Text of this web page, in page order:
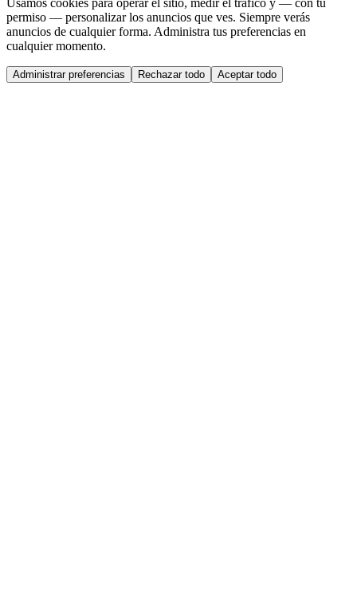
Usamos cookies para operar el sitio, medir el tráfico y — con tu
permiso — personalizar los anuncios que ves. Siempre verás
anuncios de cualquier forma. Administra tus preferencias en
cualquier momento.
Administrar preferencias Rechazar todo Aceptar todo